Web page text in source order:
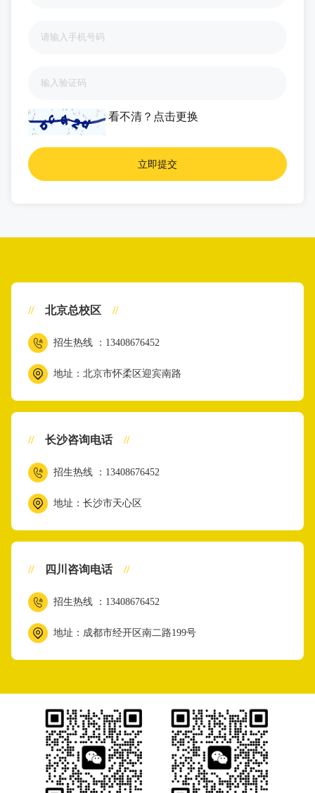
看不清？ 点击更换
// 北京总校区 //
招生热线 ：13408676452
地址：北京市怀柔区迎宾南路
// 长沙咨询电话 //
招生热线 ：13408676452
地址：长沙市天心区
// 四川咨询电话 //
招生热线 ：13408676452
地址：成都市经开区南二路199号